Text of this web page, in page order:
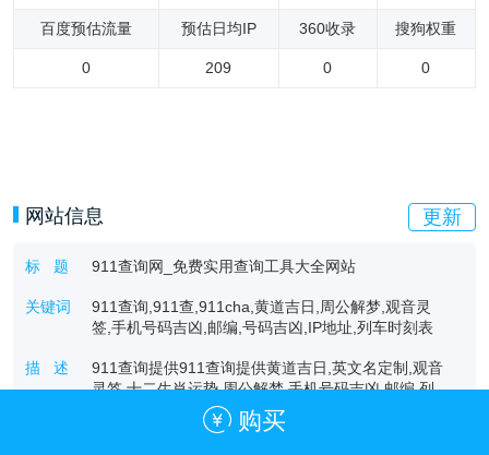
百度预估流量 预估日均IP 360收录 搜狗权重
0 209 0 0
网站信息 更新
标 题 911查询网_免费实用查询工具大全网站
关键词
911查询,911查,911cha,黄道吉日,周公解梦,观音灵
签,手机号码吉凶,邮编,号码吉凶,IP地址,列车时刻表
描 述
911查询提供911查询提供黄道吉日,英文名定制,观音
灵签,十二生肖运势,周公解梦,手机号码吉凶,邮编,列
车时刻表,唐诗宋词,成语,字典,词典,百家姓,百科全书,
谜语等查询服务。911查询是免费实用查询工具大全
购买